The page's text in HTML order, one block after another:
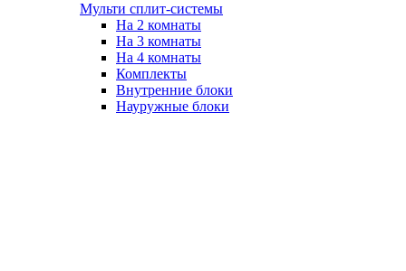
Мульти сплит-системы
На 2 комнаты
На 3 комнаты
На 4 комнаты
Комплекты
Внутренние блоки
Науружные блоки